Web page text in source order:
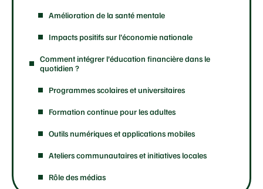
Amélioration de la santé mentale
Impacts positifs sur l’économie nationale
Comment intégrer l’éducation financière dans le
quotidien ?
Programmes scolaires et universitaires
Formation continue pour les adultes
Outils numériques et applications mobiles
Ateliers communautaires et initiatives locales
Rôle des médias